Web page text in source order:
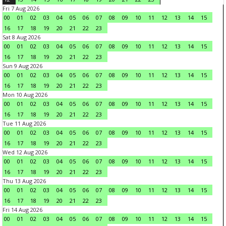
Fri 7 Aug 2026
00
01 02 03 04 05 06 07 08 09 10 11 12 13 14
15
16
17 18 19 20 21 22
23
Sat 8 Aug 2026
00
01 02 03 04 05 06 07 08 09 10 11 12 13 14
15
16
17 18 19 20 21 22
23
Sun 9 Aug 2026
00
01 02 03 04 05 06 07 08 09 10 11 12 13 14
15
16
17 18 19 20 21 22
23
Mon 10 Aug 2026
00
01 02 03 04 05 06 07 08 09 10 11 12 13 14
15
16
17 18 19 20 21 22
23
Tue 11 Aug 2026
00
01 02 03 04 05 06 07 08 09 10 11 12 13 14
15
16
17 18 19 20 21 22
23
Wed 12 Aug 2026
00
01 02 03 04 05 06 07 08 09 10 11 12 13 14
15
16
17 18 19 20 21 22
23
Thu 13 Aug 2026
00
01 02 03 04 05 06 07 08 09 10 11 12 13 14
15
16
17 18 19 20 21 22
23
Fri 14 Aug 2026
00
01 02 03 04 05 06 07 08 09 10 11 12 13 14
15